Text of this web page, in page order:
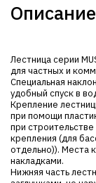
Описание
Лестница серии
для частных и
Специальная
удобный спуск в
Крепление
при помощи
при
крепления (для
отдельно)). Места
накладками.
Нижняя часть